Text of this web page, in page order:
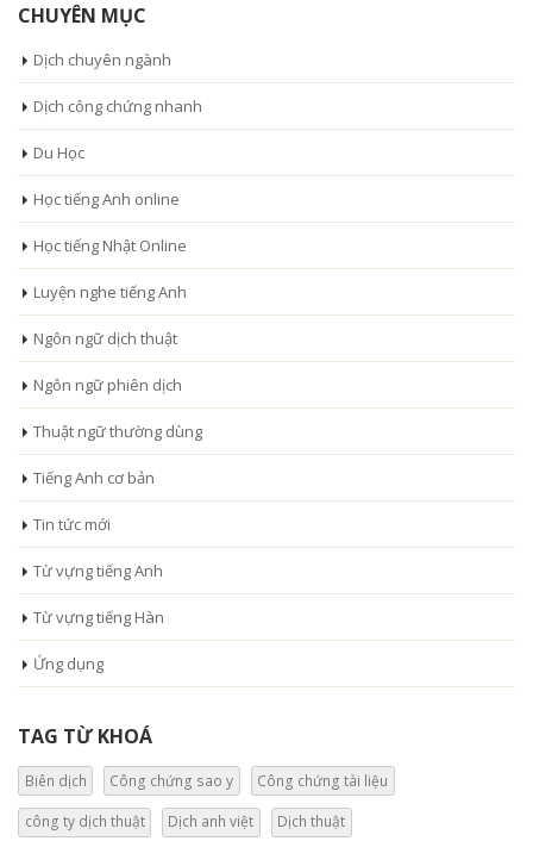
CHUYÊN MỤC
Dịch chuyên ngành
Dịch công chứng nhanh
Du Học
Học tiếng Anh online
Học tiếng Nhật Online
Luyện nghe tiếng Anh
Ngôn ngữ dịch thuật
Ngôn ngữ phiên dịch
Thuật ngữ thường dùng
Tiếng Anh cơ bản
Tin tức mới
Từ vựng tiếng Anh
Từ vựng tiếng Hàn
Ứng dụng
TAG TỪ KHOÁ
Biên dịch Công chứng sao y Công chứng tài liệu
công ty dịch thuật Dịch anh việt Dịch thuật